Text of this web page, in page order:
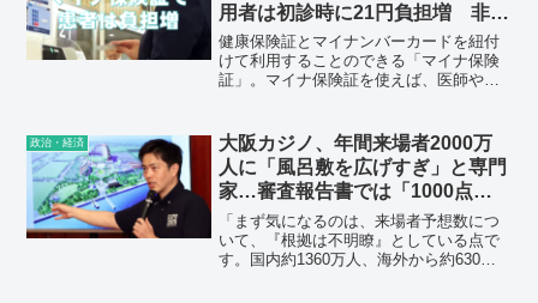
用者は初診時に21円負担増 非難
轟々
健康保険証とマイナンバーカードを紐付
けて利用することのできる「マイナ保険
証」。マイナ保険証を使えば、医師や薬
医療機関の診察券が1枚に集約されるなど
のメリットもある。しかし、医療費が3割
負担の患者がマイナ保険証を利用する
と、初診時に21円、再診時に12円、調剤
に9円の追加負担が発生する。
政治・経済
大阪カジノ、年間来場者2000万
人に「風呂敷を広げすぎ」と専門
家…審査報告書では「1000点満
点で657.9点」と散々
「まず気になるのは、来場者予想数につ
いて、『根拠は不明瞭』としている点で
す。国内約1360万人、海外から約630万